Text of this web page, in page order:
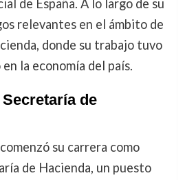
de España. A lo largo de su
relevantes en el ámbito de
donde su trabajo tuvo
la economía del país.
de
su carrera como
de Hacienda, un puesto